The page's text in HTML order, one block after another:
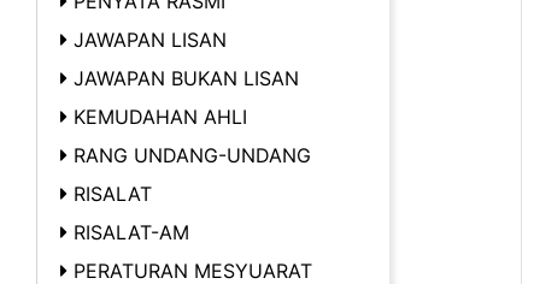
JAWAPAN LISAN
JAWAPAN BUKAN LISAN
KEMUDAHAN AHLI
RANG UNDANG-UNDANG
RISALAT
RISALAT-AM
PERATURAN MESYUARAT